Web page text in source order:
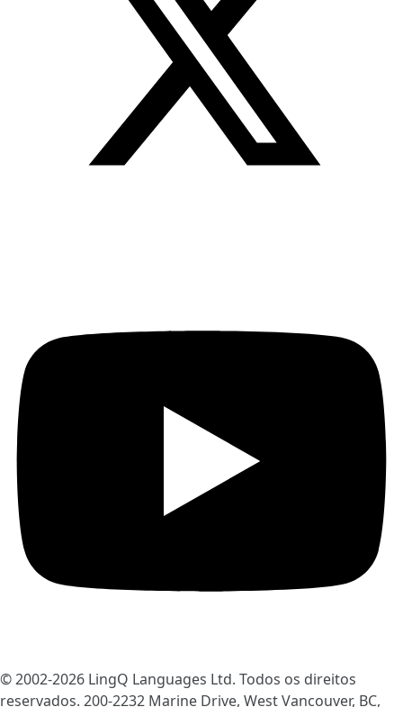
© 2002-2026 LingQ Languages Ltd. Todos os direitos
reservados. 200-2232 Marine Drive, West Vancouver, BC,